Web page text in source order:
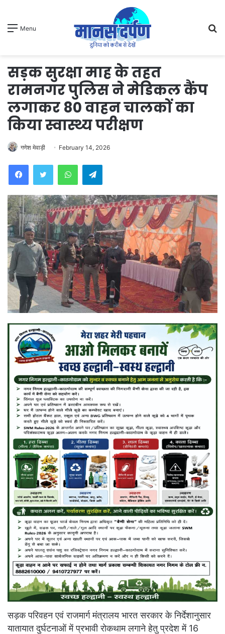
Menu
सड़क सुरक्षा माह के तहत
रामनगर पुलिस ने मेडिकल कैंप
लगाकर 80 वाहन चालकों का
किया स्वास्थ्य परीक्षण
गणेश मेवाड़ी February 14, 2026
WhatsAppTelegram
सड़क परिवहन एवं राजमार्ग मंत्रालय भारत सरकार के निर्देशानुसार
यातायात दुर्घटनाओं में प्रभावी रोकथाम लगाने हेतु प्रदेश में 16